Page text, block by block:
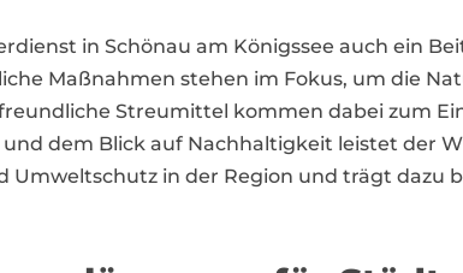
in Schönau am Königssee auch ein
Maßnahmen stehen im Fokus, um die
Streumittel kommen dabei zum
dem Blick auf Nachhaltigkeit leistet der
in der Region und trägt dazu